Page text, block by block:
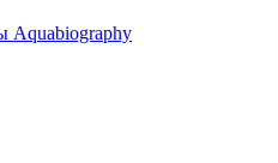
Aquabiography